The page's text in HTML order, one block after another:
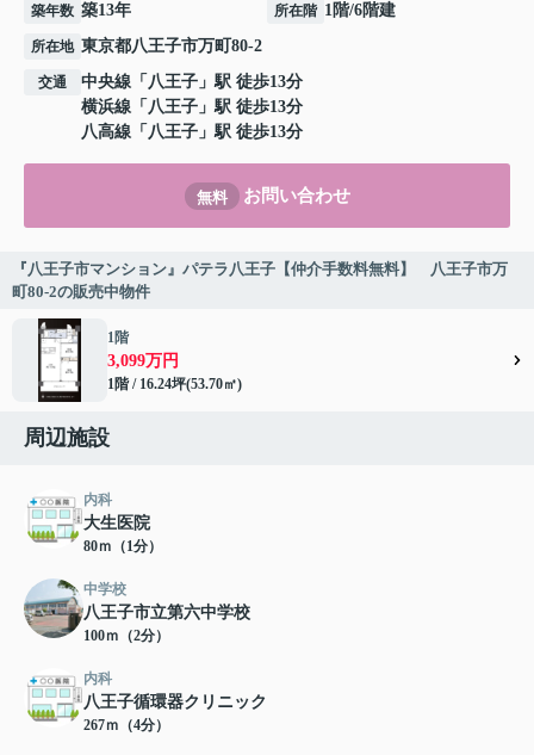
築年数 築13年 所在階 1階/6階建
所在地 東京都八王子市万町 80-2
交通 中央線 「 八王子 」駅 徒歩13分
横浜線 「 八王子 」駅 徒歩13分
八高線 「 八王子 」駅 徒歩13分
無料 お問い合わせ
『八王子市マンション』パテラ八王子【仲介手数料無料】 八王子市万
町80-2の販売中物件
1階
3,099万円
1階 / 16.24坪(53.70㎡)
周辺施設
内科
大生医院
80ｍ（1分）
中学校
八王子市立第六中学校
100ｍ（2分）
内科
八王子循環器クリニック
267ｍ（4分）